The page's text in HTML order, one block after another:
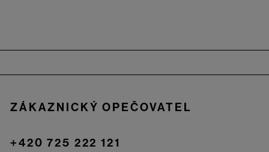
ZÁKAZNICKÝ OPEČOVATEL
+420 725 222 121